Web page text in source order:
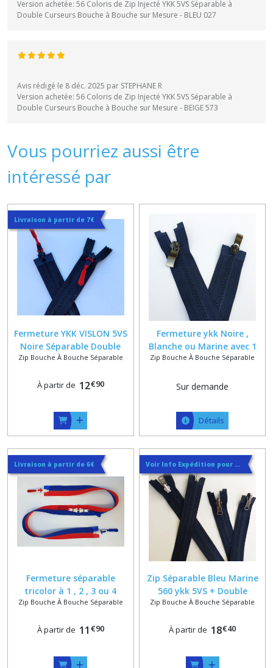
Version achetée: 56 Coloris de Zip Injecté YKK 5VS Séparable à
Double Curseurs Bouche à Bouche sur Mesure - BLEU 027
Avis rédigé le 8 déc. 2025 par STEPHANE R
Version achetée: 56 Coloris de Zip Injecté YKK 5VS Séparable à
Double Curseurs Bouche à Bouche sur Mesure - BEIGE 573
Vous pourriez aussi être
intéressé par
Livraison à partir de 7€
Fermeture YKK VISLON 5VS
Noire Séparable Double
Curseurs Bouche à Bouche
Zip Bouche À Bouche Séparable
À partir de 12€90
Fermeture ykk Noire ,
Blanche ou Marine avec 1
ou 2 Curseurs en Métal
Zip Bouche À Bouche Séparable
Sur demande
Détails
Livraison à partir de 6€
Fermeture séparable
tricolor à 1 , 2 , 3 ou 4
Curseurs ykk , 30 coloris ,
Curseur Composite sur
Zip Bouche À Bouche Séparable
À partir de 11 €90
Voir Info Expédition pour Régler les Frais de Port au Meilleur Prix , En haut d'ecran à Droite
Zip Séparable Bleu Marine
560 ykk 5VS + Double
Curseurs Réversibles Bouche
Zip Bouche À Bouche Séparable
À partir de 18€40